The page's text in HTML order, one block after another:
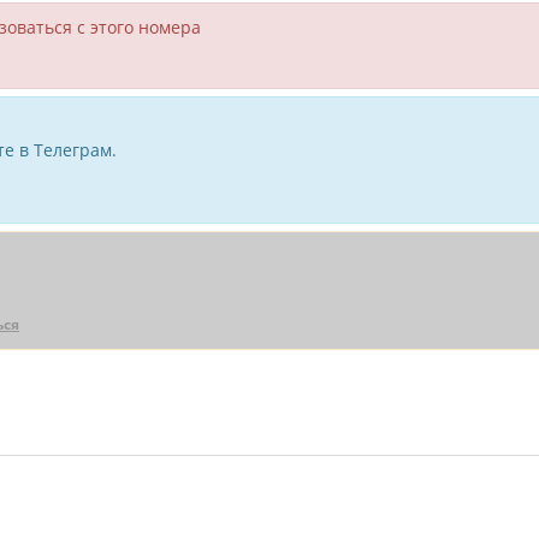
с этого номера
в Телеграм.